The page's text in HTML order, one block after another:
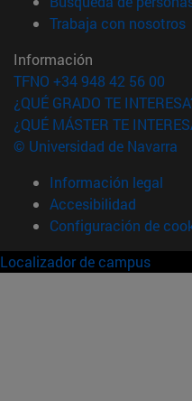
Trabaja con nosotros
Información
TFNO +34 948 42 56 00
¿QUÉ GRADO TE
¿QUÉ MÁSTER TE
© Universidad de Navarra
Información legal
Accesibilidad
Configuración de
Localizador de campus